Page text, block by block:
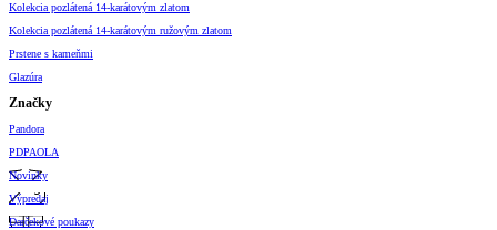
Kolekcia pozlátená 14-karátovým zlatom
Kolekcia pozlátená 14-karátovým ružovým zlatom
Prstene s kameňmi
Glazúra
Značky
Pandora
PDPAOLA
Novinky
Výpredaj
Darčekové poukazy